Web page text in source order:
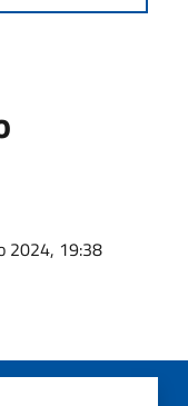
2024, 19:38